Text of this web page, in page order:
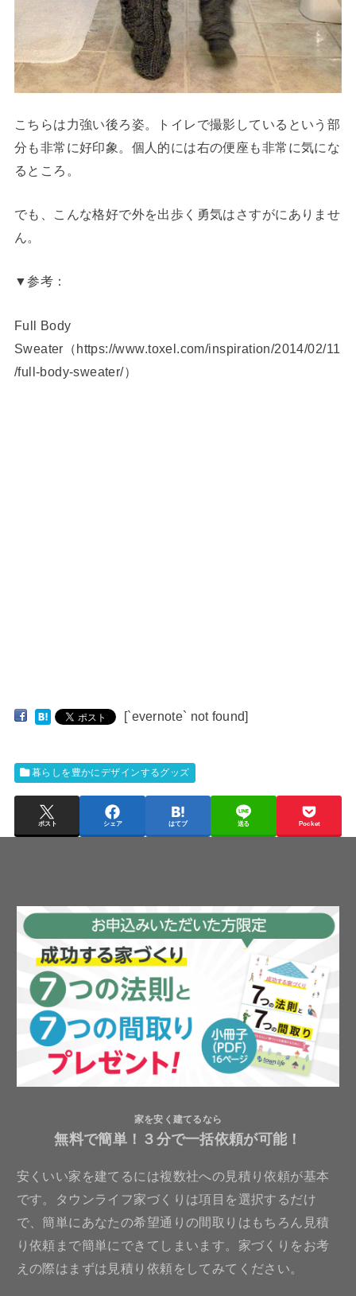
こちらは力強い後ろ姿。トイレで撮影しているという部
分も非常に好印象。個人的には右の便座も非常に気にな
るところ。
でも、こんな格好で外を出歩く勇気はさすがにありませ
ん。
▼参考：
Full Body
Sweater（https://www.toxel.com/inspiration/2014/02/11
/full-body-sweater/）
[`evernote` not found]
暮らしを豊かにデザインするグッズ
ポスト シェア はてブ 送る Pocket
家を安く建てるなら
無料で簡単！３分で一括依頼が可能！
安くいい家を建てるには複数社への見積り依頼が基本
です。タウンライフ家づくりは項目を選択するだけ
で、簡単にあなたの希望通りの間取りはもちろん見積
り依頼まで簡単にできてしまいます。家づくりをお考
えの際はまずは見積り依頼をしてみてください。